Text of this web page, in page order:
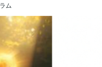
ム